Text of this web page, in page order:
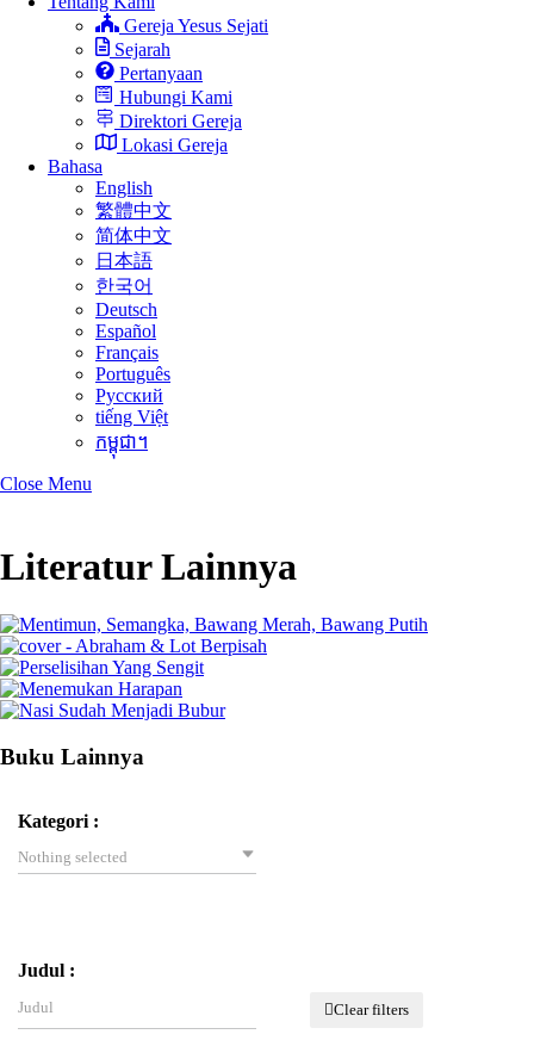
Gereja Yesus Sejati
Sejarah
Pertanyaan
Hubungi Kami
Direktori Gereja
Lokasi Gereja
Bahasa
English
繁體中文
简体中文
日本語
한국어
Deutsch
Español
Français
Português
Русский
tiếng Việt
កម្ពុជា។
Close Menu
Literatur Lainnya
Buku Lainnya
Kategori :
Nothing selected
Judul :
Clear filters